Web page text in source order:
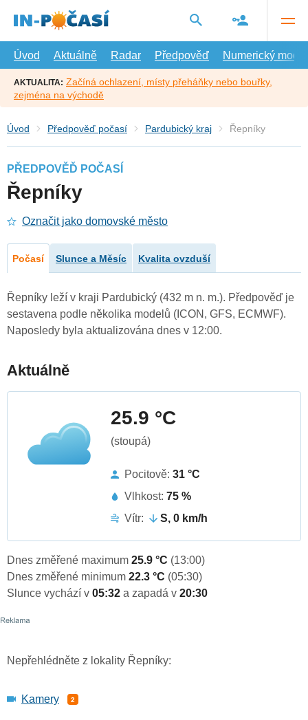
hlavní
Úvod
Aktuálně Radar Předpověď Numerický model
AKTUALITA: Začíná ochlazení, místy přeháňky nebo bouřky,
zejména na východě
Úvod Předpověď počasí Pardubický kraj Řepníky
PŘEDPOVĚĎ POČASÍ
Řepníky
Označit jako domovské město
Počasí Slunce a Měsíc Kvalita ovzduší
Řepníky leží v kraji Pardubický (432 m n. m.). Předpověď je
sestavena podle několika modelů (ICON, GFS, ECMWF).
Naposledy byla aktualizována dnes v 12:00.
Aktuálně
25.9 °C
(stoupá)
Pocitově: 31 °C
Vlhkost: 75 %
Vítr:
S, 0 km/h
Dnes změřené maximum 25.9 °C (13:00)
Dnes změřené minimum 22.3 °C (05:30)
Slunce vychází v 05:32 a zapadá v 20:30
Nepřehlédněte z lokality Řepníky:
Kamery 2